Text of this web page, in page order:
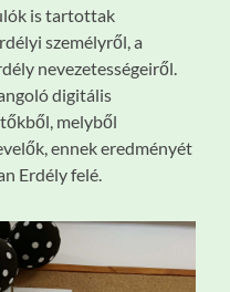
is tartottak
személyről, a
nevezetességeiről.
digitális
melyből
ennek eredményét
Erdély felé.